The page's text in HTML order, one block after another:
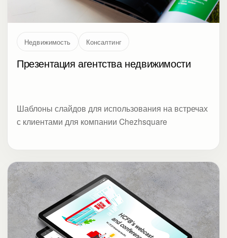
Недвижимость Консалтинг
Презентация агентства недвижимости
Шаблоны слайдов для использования на встречах
с клиентами для компании Chezhsquare